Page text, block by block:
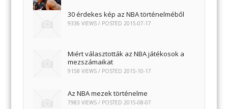
30 érdekes kép az NBA történelméből
9336 VIEWS / POSTED2015-07-17
Miért választották az NBA játékosok a
mezszámaikat
9158 VIEWS / POSTED2015-10-17
Az NBA mezek történelme
7983 VIEWS / POSTED 2015-08-07